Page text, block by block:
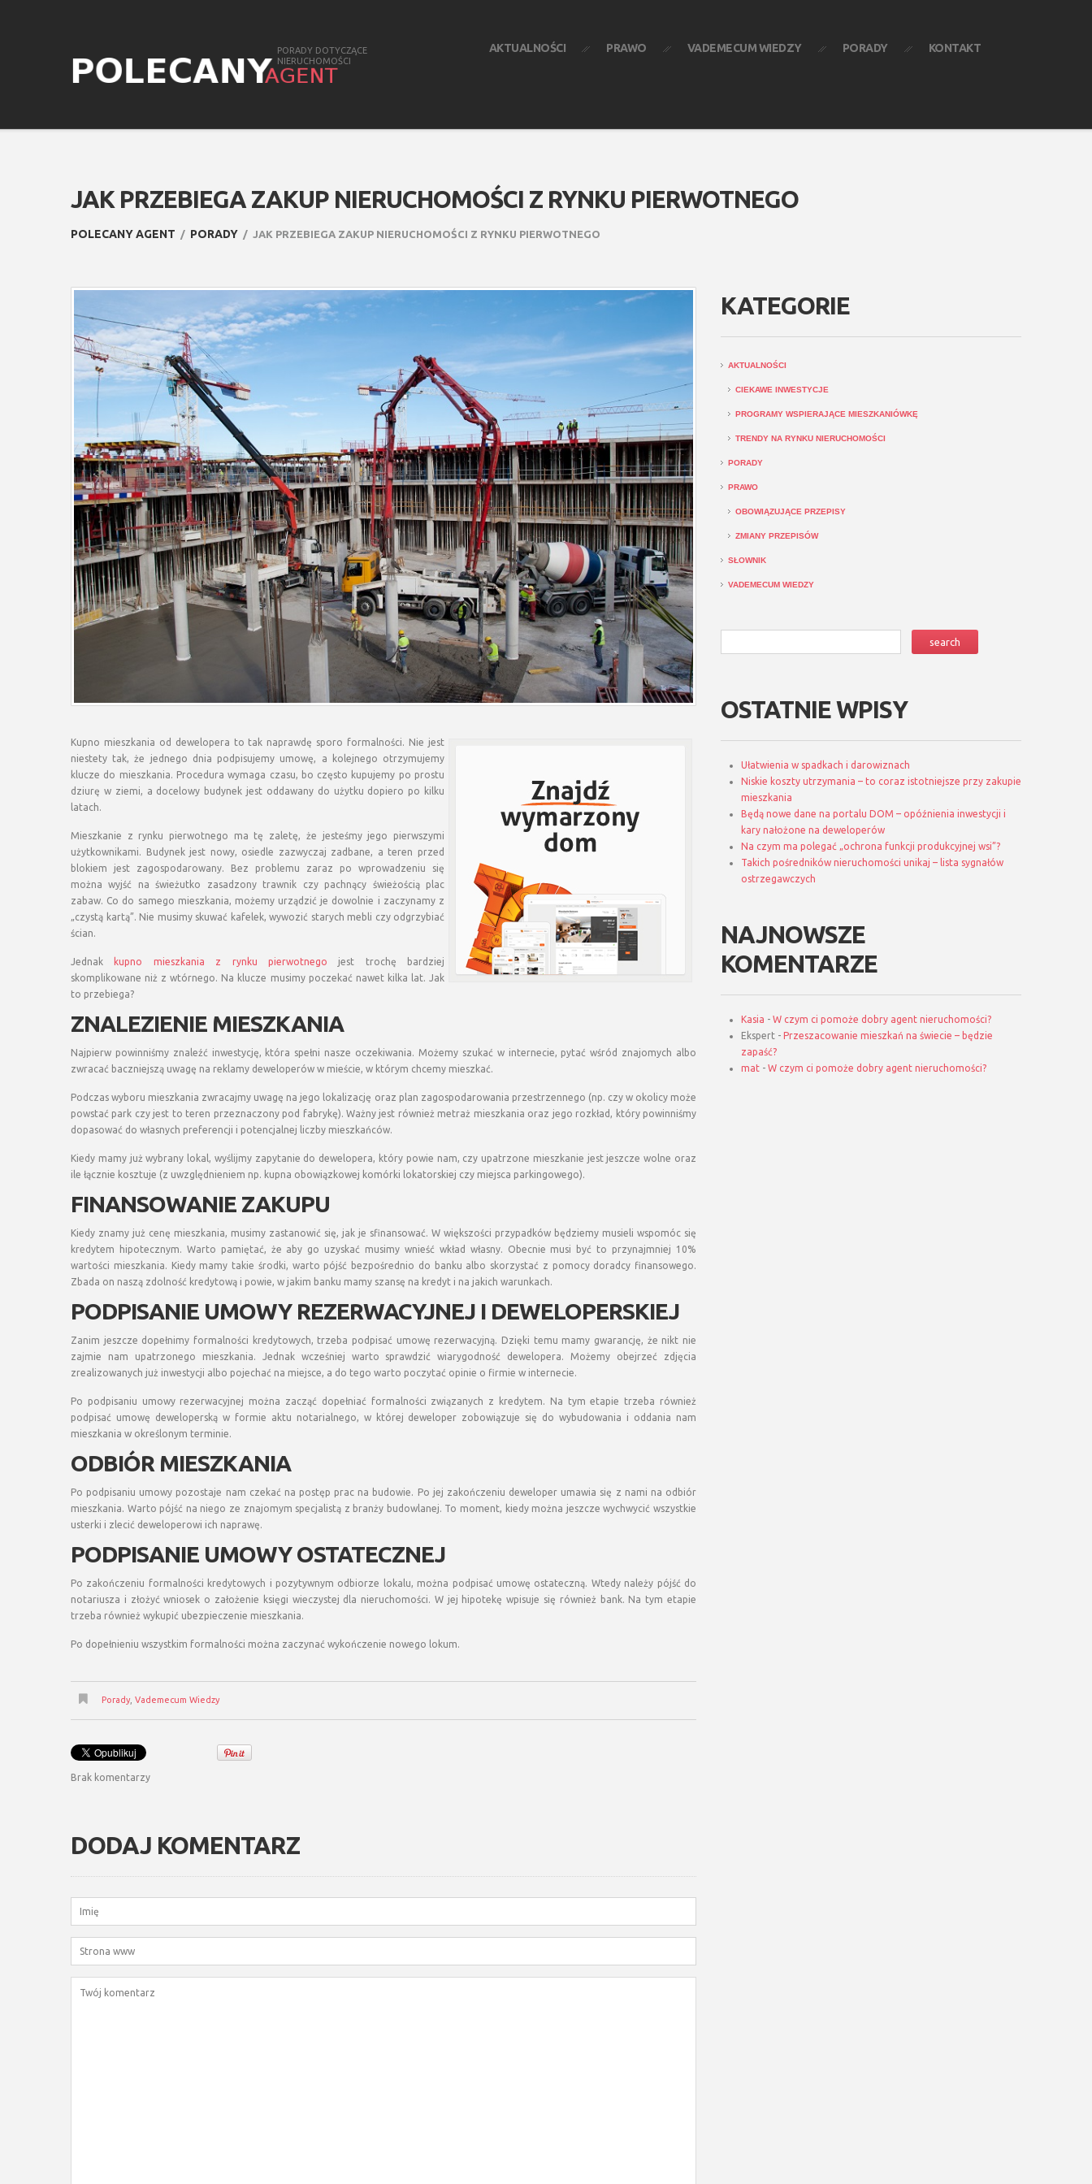
PORADY DOTYCZĄCE
NIERUCHOMOŚCI
AKTUALNOŚCI PRAWO VADEMECUM WIEDZY PORADY KONTAKT
JAK PRZEBIEGA ZAKUP NIERUCHOMOŚCI Z RYNKU PIERWOTNEGO
POLECANY AGENT PORADY JAK PRZEBIEGA ZAKUP NIERUCHOMOŚCI Z RYNKU PIERWOTNEGO
Kupno mieszkania od dewelopera to tak naprawdę sporo formalności. Nie jest
niestety tak, że jednego dnia podpisujemy umowę, a kolejnego otrzymujemy
klucze do mieszkania. Procedura wymaga czasu, bo często kupujemy po prostu
dziurę w ziemi, a docelowy budynek jest oddawany do użytku dopiero po kilku
latach.
Mieszkanie z rynku pierwotnego ma tę zaletę, że jesteśmy jego pierwszymi
użytkownikami. Budynek jest nowy, osiedle zazwyczaj zadbane, a teren przed
blokiem jest zagospodarowany. Bez problemu zaraz po wprowadzeniu się
można wyjść na świeżutko zasadzony trawnik czy pachnący świeżością plac
zabaw. Co do samego mieszkania, możemy urządzić je dowolnie i zaczynamy z
„czystą kartą”. Nie musimy skuwać kafelek, wywozić starych mebli czy odgrzybiać
ścian.
Jednak kupno mieszkania z rynku pierwotnego jest trochę bardziej
skomplikowane niż z wtórnego. Na klucze musimy poczekać nawet kilka lat. Jak
to przebiega?
ZNALEZIENIE MIESZKANIA
Najpierw powinniśmy znaleźć inwestycję, która spełni nasze oczekiwania. Możemy szukać w internecie, pytać wśród znajomych albo
zwracać baczniejszą uwagę na reklamy deweloperów w mieście, w którym chcemy mieszkać.
Podczas wyboru mieszkania zwracajmy uwagę na jego lokalizację oraz plan zagospodarowania przestrzennego (np. czy w okolicy może
powstać park czy jest to teren przeznaczony pod fabrykę). Ważny jest również metraż mieszkania oraz jego rozkład, który powinniśmy
dopasować do własnych preferencji i potencjalnej liczby mieszkańców.
Kiedy mamy już wybrany lokal, wyślijmy zapytanie do dewelopera, który powie nam, czy upatrzone mieszkanie jest jeszcze wolne oraz
ile łącznie kosztuje (z uwzględnieniem np. kupna obowiązkowej komórki lokatorskiej czy miejsca parkingowego).
FINANSOWANIE ZAKUPU
Kiedy znamy już cenę mieszkania, musimy zastanowić się, jak je sfinansować. W większości przypadków będziemy musieli wspomóc się
kredytem hipotecznym. Warto pamiętać, że aby go uzyskać musimy wnieść wkład własny. Obecnie musi być to przynajmniej 10%
wartości mieszkania. Kiedy mamy takie środki, warto pójść bezpośrednio do banku albo skorzystać z pomocy doradcy finansowego.
Zbada on naszą zdolność kredytową i powie, w jakim banku mamy szansę na kredyt i na jakich warunkach.
PODPISANIE UMOWY REZERWACYJNEJ I DEWELOPERSKIEJ
Zanim jeszcze dopełnimy formalności kredytowych, trzeba podpisać umowę rezerwacyjną. Dzięki temu mamy gwarancję, że nikt nie
zajmie nam upatrzonego mieszkania. Jednak wcześniej warto sprawdzić wiarygodność dewelopera. Możemy obejrzeć zdjęcia
zrealizowanych już inwestycji albo pojechać na miejsce, a do tego warto poczytać opinie o firmie w internecie.
Po podpisaniu umowy rezerwacyjnej można zacząć dopełniać formalności związanych z kredytem. Na tym etapie trzeba również
podpisać umowę deweloperską w formie aktu notarialnego, w której deweloper zobowiązuje się do wybudowania i oddania nam
mieszkania w określonym terminie.
ODBIÓR MIESZKANIA
Po podpisaniu umowy pozostaje nam czekać na postęp prac na budowie. Po jej zakończeniu deweloper umawia się z nami na odbiór
mieszkania. Warto pójść na niego ze znajomym specjalistą z branży budowlanej. To moment, kiedy można jeszcze wychwycić wszystkie
usterki i zlecić deweloperowi ich naprawę.
PODPISANIE UMOWY OSTATECZNEJ
Po zakończeniu formalności kredytowych i pozytywnym odbiorze lokalu, można podpisać umowę ostateczną. Wtedy należy pójść do
notariusza i złożyć wniosek o założenie księgi wieczystej dla nieruchomości. W jej hipotekę wpisuje się również bank. Na tym etapie
trzeba również wykupić ubezpieczenie mieszkania.
Po dopełnieniu wszystkim formalności można zaczynać wykończenie nowego lokum.
Porady, Vademecum Wiedzy
Brak komentarzy
DODAJ KOMENTARZ
KATEGORIE
AKTUALNOŚCI
CIEKAWE INWESTYCJE
PROGRAMY WSPIERAJĄCE MIESZKANIÓWKĘ
TRENDY NA RYNKU NIERUCHOMOŚCI
PORADY
PRAWO
OBOWIĄZUJĄCE PRZEPISY
ZMIANY PRZEPISÓW
SŁOWNIK
VADEMECUM WIEDZY
OSTATNIE WPISY
Ułatwienia w spadkach i darowiznach
Niskie koszty utrzymania – to coraz istotniejsze przy zakupie
mieszkania
Będą nowe dane na portalu DOM – opóźnienia inwestycji i
kary nałożone na deweloperów
Na czym ma polegać „ochrona funkcji produkcyjnej wsi”?
Takich pośredników nieruchomości unikaj – lista sygnałów
ostrzegawczych
NAJNOWSZE
KOMENTARZE
Kasia - W czym ci pomoże dobry agent nieruchomości?
Ekspert - Przeszacowanie mieszkań na świecie – będzie
zapaść?
mat - W czym ci pomoże dobry agent nieruchomości?